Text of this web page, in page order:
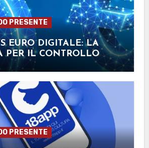
PRESENTE
EURO DIGITALE: LA
PER IL CONTROLLO
PRESENTE